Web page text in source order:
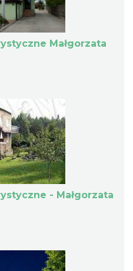
Małgorzata
- Małgorzata